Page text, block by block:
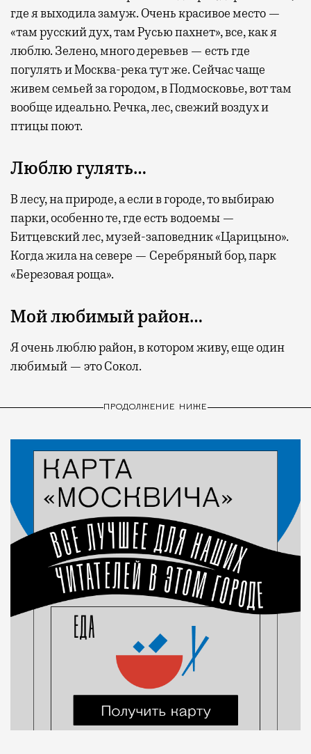
где я выходила замуж. Очень красивое место —
«там русский дух, там Русью пахнет», все, как я
люблю. Зелено, много деревьев — есть где
погулять и Москва-река тут же. Сейчас чаще
живем семьей за городом, в Подмосковье, вот там
вообще идеально. Речка, лес, свежий воздух и
птицы поют.
Люблю гулять…
В лесу, на природе, а если в городе, то выбираю
парки, особенно те, где есть водоемы —
Битцевский лес, музей-заповедник «Царицыно».
Когда жила на севере — Серебряный бор, парк
«Березовая роща».
Мой любимый район…
Я очень люблю район, в котором живу, еще один
любимый — это Сокол.
ПРОДОЛЖЕНИЕ НИЖЕ